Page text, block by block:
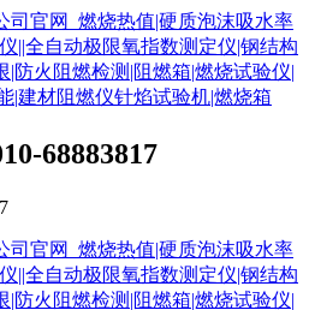
68883817